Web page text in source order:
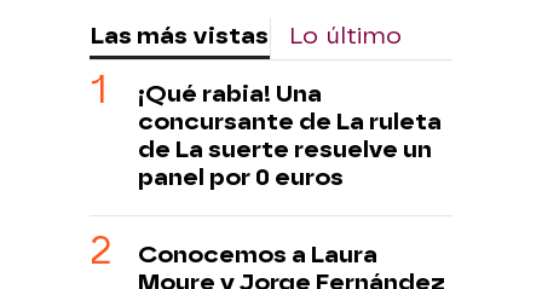
Las más vistas Lo último
¡Qué rabia! Una
concursante de La ruleta
de La suerte resuelve un
panel por 0 euros
Conocemos a Laura
Moure y Jorge Fernández